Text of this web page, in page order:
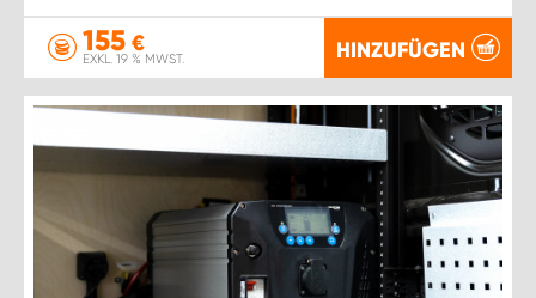
155 €
EXKL. 19 % MWST. HINZUFÜGEN